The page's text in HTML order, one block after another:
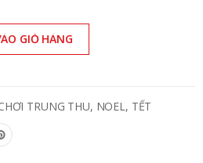
GIỎ HÀNG
TRUNG THU, NOEL, TẾT